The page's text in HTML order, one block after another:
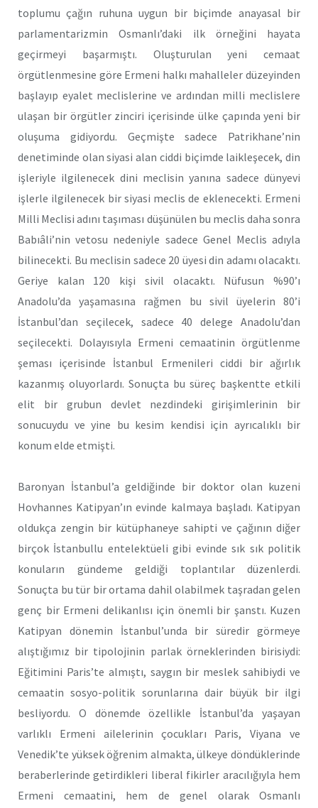
toplumu çağın ruhuna uygun bir biçimde anayasal bir
parlamentarizmin Osmanlı’daki ilk örneğini hayata
geçirmeyi başarmıştı. Oluşturulan yeni cemaat
örgütlenmesine göre Ermeni halkı mahalleler düzeyinden
başlayıp eyalet meclislerine ve ardından milli meclislere
ulaşan bir örgütler zinciri içerisinde ülke çapında yeni bir
oluşuma gidiyordu. Geçmişte sadece Patrikhane’nin
denetiminde olan siyasi alan ciddi biçimde laikleşecek, din
işleriyle ilgilenecek dini meclisin yanına sadece dünyevi
işlerle ilgilenecek bir siyasi meclis de eklenecekti. Ermeni
Milli Meclisi adını taşıması düşünülen bu meclis daha sonra
Babıâli’nin vetosu nedeniyle sadece Genel Meclis adıyla
bilinecekti. Bu meclisin sadece 20 üyesi din adamı olacaktı.
Geriye kalan 120 kişi sivil olacaktı. Nüfusun %90’ı
Anadolu’da yaşamasına rağmen bu sivil üyelerin 80’i
İstanbul’dan seçilecek, sadece 40 delege Anadolu’dan
seçilecekti. Dolayısıyla Ermeni cemaatinin örgütlenme
şeması içerisinde İstanbul Ermenileri ciddi bir ağırlık
kazanmış oluyorlardı. Sonuçta bu süreç başkentte etkili
elit bir grubun devlet nezdindeki girişimlerinin bir
sonucuydu ve yine bu kesim kendisi için ayrıcalıklı bir
konum elde etmişti.
Baronyan İstanbul’a geldiğinde bir doktor olan kuzeni
Hovhannes Katipyan’ın evinde kalmaya başladı. Katipyan
oldukça zengin bir kütüphaneye sahipti ve çağının diğer
birçok İstanbullu entelektüeli gibi evinde sık sık politik
konuların gündeme geldiği toplantılar düzenlerdi.
Sonuçta bu tür bir ortama dahil olabilmek taşradan gelen
genç bir Ermeni delikanlısı için önemli bir şanstı. Kuzen
Katipyan dönemin İstanbul’unda bir süredir görmeye
alıştığımız bir tipolojinin parlak örneklerinden birisiydi:
Eğitimini Paris’te almıştı, saygın bir meslek sahibiydi ve
cemaatin sosyo-politik sorunlarına dair büyük bir ilgi
besliyordu. O dönemde özellikle İstanbul’da yaşayan
varlıklı Ermeni ailelerinin çocukları Paris, Viyana ve
Venedik’te yüksek öğrenim almakta, ülkeye döndüklerinde
beraberlerinde getirdikleri liberal fikirler aracılığıyla hem
Ermeni cemaatini, hem de genel olarak Osmanlı